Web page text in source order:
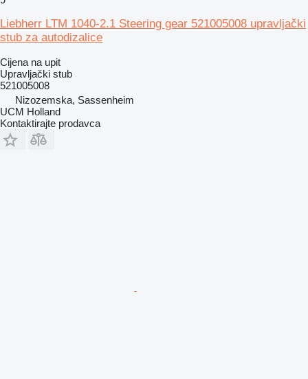
Liebherr LTM 1040-2.1 Steering gear 521005008 upravljački
stub za autodizalice
Cijena na upit
Upravljački stub
521005008
Nizozemska, Sassenheim
UCM Holland
Kontaktirajte prodavca